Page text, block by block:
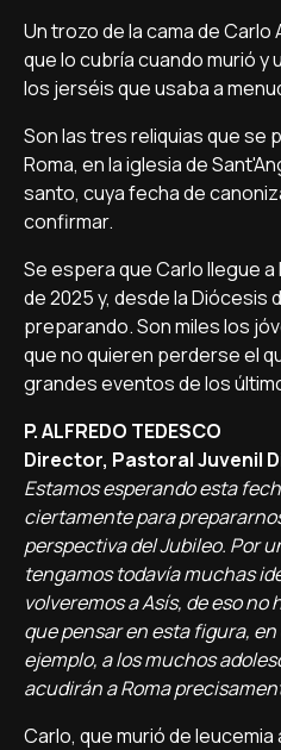
Un trozo de la cama de
que lo cubría cuando murió y
los jerséis que usaba a
Son las tres reliquias que se
Roma, en la iglesia de
santo, cuya fecha de
confirmar.
Se espera que Carlo llegue
de 2025 y, desde la Diócesis
preparando. Son miles los
que no quieren perderse el
grandes eventos de los
P. ALFREDO TEDESCO
Director, Pastoral Juvenil
Estamos esperando esta
ciertamente para
perspectiva del Jubileo. Por
tengamos todavía muchas
volveremos a Asís, de eso no
que pensar en esta figura,
ejemplo, a los muchos
acudirán a Roma
Carlo, que murió de leucemia